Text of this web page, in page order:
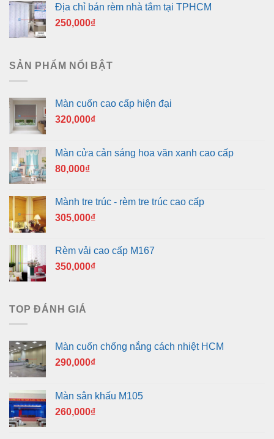
Địa chỉ bán rèm nhà tắm tại TPHCM
250,000₫
SẢN PHẨM NỔI BẬT
Màn cuốn cao cấp hiện đại
320,000₫
Màn cửa cản sáng hoa văn xanh cao cấp
80,000₫
Mành tre trúc - rèm tre trúc cao cấp
305,000₫
Rèm vải cao cấp M167
350,000₫
TOP ĐÁNH GIÁ
Màn cuốn chống nắng cách nhiệt HCM
290,000₫
Màn sân khấu M105
260,000₫